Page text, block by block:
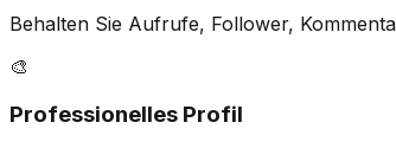
Behalten Sie Aufrufe, Follower,
🎨
Professionelles Profil